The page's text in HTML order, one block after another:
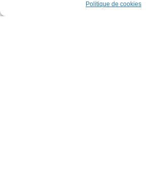
Politique de cookies